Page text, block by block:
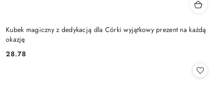
Kubek magiczny z dedykacją dla Córki wyjątkowy prezent na każdą
okazję
Cena:
28.78